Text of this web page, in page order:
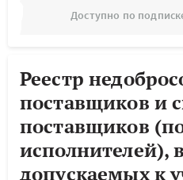
Доступно по
Реестр
поставщиков и
поставщиков
исполнителей),
допускаемых к